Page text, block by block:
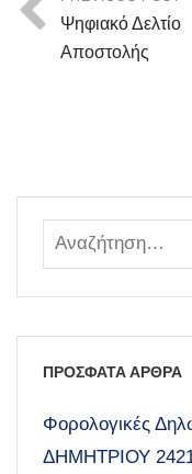
Ψηφιακό Δελτίο
Αποστολής
ΠΡΟΣΦΑΤΑ ΑΡΘΡΑ
Φορολογικές
ΔΗΜΗΤΡΙΟΥ